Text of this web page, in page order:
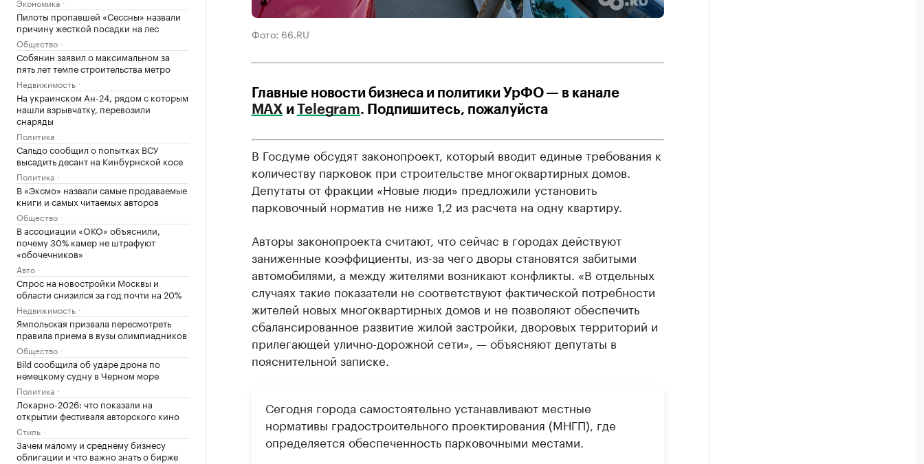
Пилоты пропавшей «Сессны» назвали
причину жесткой посадки на лес
Общество
Собянин заявил о максимальном за
пять лет темпе строительства метро
Недвижимость
На украинском Ан-24, рядом с которым
нашли взрывчатку, перевозили
снаряды
Политика
Сальдо сообщил о попытках ВСУ
высадить десант на Кинбурнской косе
Политика
В «Эксмо» назвали самые продаваемые
книги и самых читаемых авторов
Общество
В ассоциации «ОКО» объяснили,
почему 30% камер не штрафуют
«обочечников»
Авто
Спрос на новостройки Москвы и
области снизился за год почти на 20%
Недвижимость
Ямпольская призвала пересмотреть
правила приема в вузы олимпиадников
Общество
Bild сообщила об ударе дрона по
немецкому судну в Черном море
Политика
Локарно-2026: что показали на
открытии фестиваля авторского кино
Стиль
Зачем малому и среднему бизнесу
облигации и что важно знать о бирже
Фото: 66.RU
Главные новости бизнеса и политики УрФО — в канале
МАХ и Telegram. Подпишитесь, пожалуйста
В Госдуме обсудят законопроект, который вводит единые требования к
количеству парковок при строительстве многоквартирных домов.
Депутаты от фракции «Новые люди» предложили установить
парковочный норматив не ниже 1,2 из расчета на одну квартиру.
Авторы законопроекта считают, что сейчас в городах действуют
заниженные коэффициенты, из-за чего дворы становятся забитыми
автомобилями, а между жителями возникают конфликты. «В отдельных
случаях такие показатели не соответствуют фактической потребности
жителей новых многоквартирных домов и не позволяют обеспечить
сбалансированное развитие жилой застройки, дворовых территорий и
прилегающей улично-дорожной сети», — объясняют депутаты в
пояснительной записке.
Сегодня города самостоятельно устанавливают местные
нормативы градостроительного проектирования (МНГП), где
определяется обеспеченность парковочными местами.